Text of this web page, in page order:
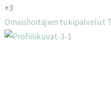
+3
Omaishoitajien tukipalvelut